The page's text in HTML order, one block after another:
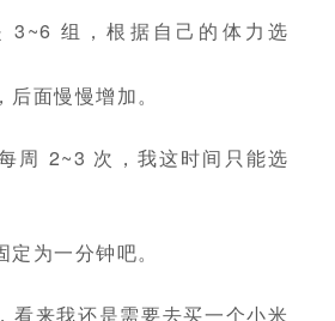
3~6 组，根据自己的体力选
面慢慢增加。
周 2~3 次，我这时间只能选
为一分钟吧。
看来我还是需要去买一个小米